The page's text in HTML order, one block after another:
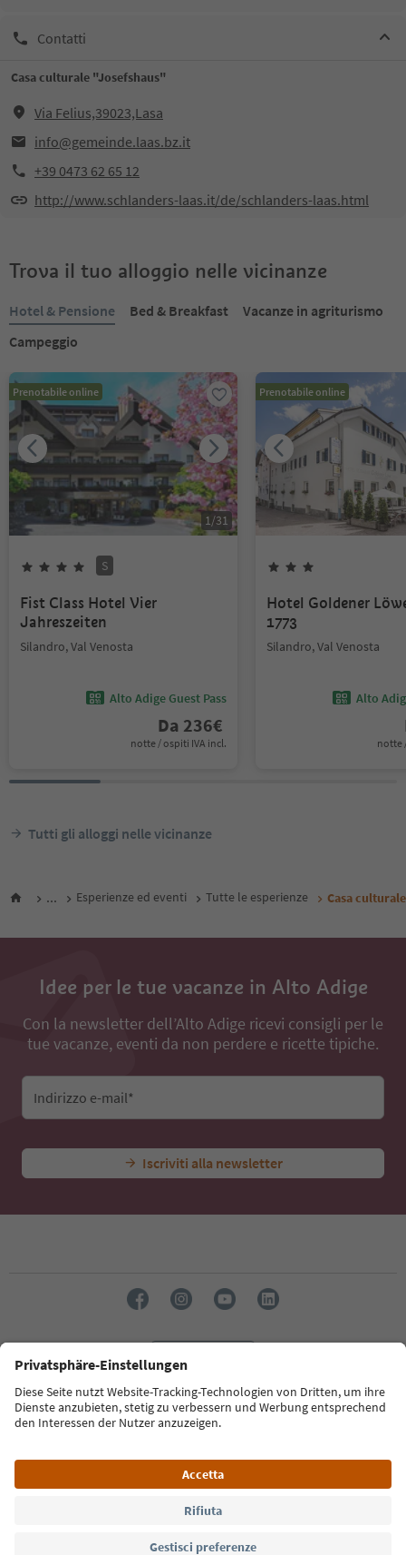
Contatti
Casa culturale "Josefshaus"
Via Felius,39023,Lasa
info@gemeinde.laas.bz.it
+39 0473 62 65 12
http://www.schlanders-laas.it/de/schlanders-laas.html
Trova il tuo alloggio nelle vicinanze
Hotel & Pensione Bed & Breakfast
Vacanze in agriturismo
Campeggio
Prenotabile online
1/31
S
Fist Class Hotel Vier
Jahreszeiten
Silandro, Val Venosta
Alto Adige Guest Pass
Da 236€
notte / ospiti IVA incl.
Prenotabile online
Hotel Goldener
1773
Silandro, Val Venosta
Alto
notte
Tutti gli alloggi nelle vicinanze
... Esperienze ed eventi Tutte le esperienze Casa
Idee per le tue vacanze in Alto Adige
Con la newsletter dell’Alto Adige ricevi consigli per le
tue vacanze, eventi da non perdere e ricette tipiche.
Indirizzo e-mail*
Iscriviti alla newsletter
Südtirol Guide App